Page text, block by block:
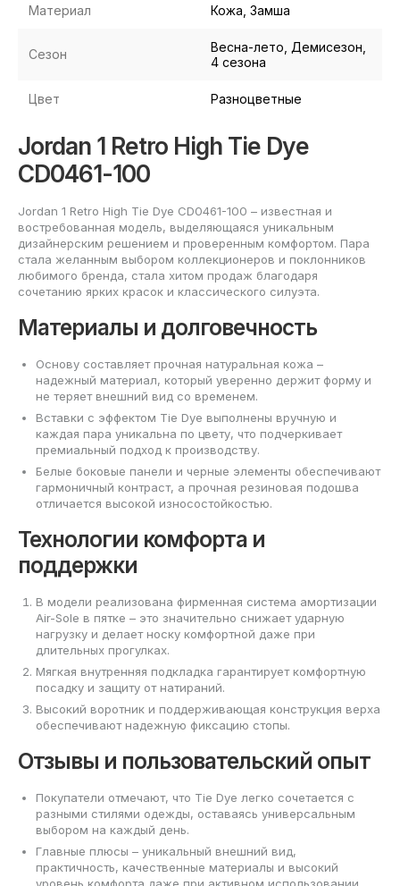
Материал Кожа, Замша
Сезон
Весна-лето, Демисезон,
4 сезона
Цвет Разноцветные
Jordan 1 Retro High Tie Dye
CD0461-100
Jordan 1 Retro High Tie Dye CD0461-100 – известная и
востребованная модель, выделяющаяся уникальным
дизайнерским решением и проверенным комфортом. Пара
стала желанным выбором коллекционеров и поклонников
любимого бренда, стала хитом продаж благодаря
сочетанию ярких красок и классического силуэта.
Материалы и долговечность
Основу составляет прочная натуральная кожа –
надежный материал, который уверенно держит форму и
не теряет внешний вид со временем.
Вставки с эффектом Tie Dye выполнены вручную и
каждая пара уникальна по цвету, что подчеркивает
премиальный подход к производству.
Белые боковые панели и черные элементы обеспечивают
гармоничный контраст, а прочная резиновая подошва
отличается высокой износостойкостью.
Технологии комфорта и
поддержки
В модели реализована фирменная система амортизации
Air-Sole в пятке – это значительно снижает ударную
нагрузку и делает носку комфортной даже при
длительных прогулках.
Мягкая внутренняя подкладка гарантирует комфортную
посадку и защиту от натираний.
Высокий воротник и поддерживающая конструкция верха
обеспечивают надежную фиксацию стопы.
Отзывы и пользовательский опыт
Покупатели отмечают, что Tie Dye легко сочетается с
разными стилями одежды, оставаясь универсальным
выбором на каждый день.
Главные плюсы – уникальный внешний вид,
практичность, качественные материалы и высокий